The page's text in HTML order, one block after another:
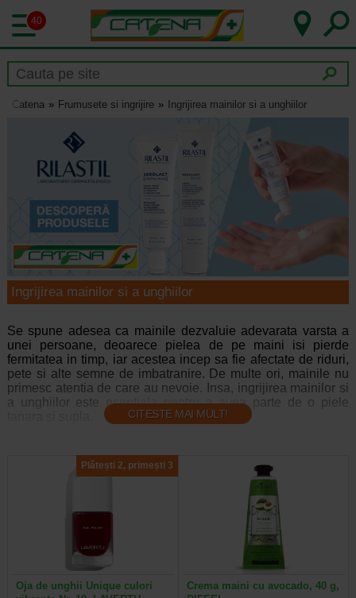
40
Catena Frumusete si ingrijire Ingrijirea mainilor si a unghiilor
Ingrijirea mainilor si a unghiilor
Se spune adesea ca mainile dezvaluie adevarata varsta a
unei persoane, deoarece pielea de pe maini isi pierde
fermitatea in timp, iar acestea incep sa fie afectate de riduri,
pete si alte semne de imbatranire. De multe ori, mainile nu
primesc atentia de care au nevoie. Insa, ingrijirea mainilor si
a unghiilor este esentiala pentru a avea parte de o piele
Mainile si unghiile au nevoie de aceeasi dragoste pe care i-o
oferiti in mod normal tenului. Mainile suporta in fiecare zi
efectele expunerii la soare, stresului si murdariei. Cu toate
acestea, pielea de pe maini este diferita de cea a fetei.
Palmele nu contin glande sebacee, motiv pentru care nu au
parte de acea hidratare atat de importanta pentru piele. Ba
mai mult, puteti observa ca pielea de pe partea de sus a
mainilor este subtire si sensibila si, din aceasta cauza, este
predispusa la imbatranire. De aceea, ingrijirea unghiilor si a
CITESTE MAI MULT!
Plătești 2, primești 3
Oja de unghii Unique culori
Crema maini cu avocado, 40 g,